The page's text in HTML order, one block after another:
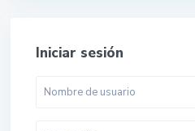
Iniciar sesión